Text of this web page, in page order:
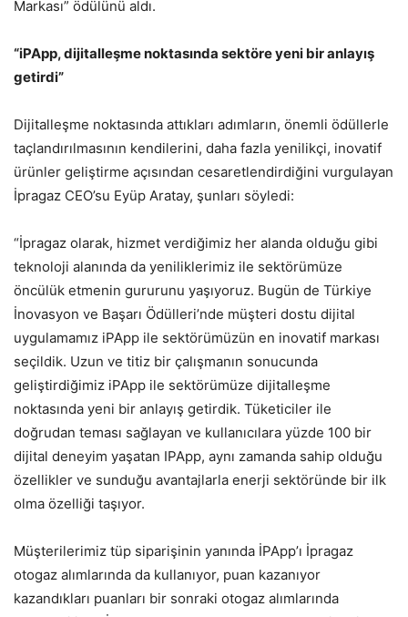
Markası” ödülünü aldı.
“iPApp, dijitalleşme noktasında sektöre yeni bir anlayış
getirdi”
Dijitalleşme noktasında attıkları adımların, önemli ödüllerle
taçlandırılmasının kendilerini, daha fazla yenilikçi, inovatif
ürünler geliştirme açısından cesaretlendirdiğini vurgulayan
İpragaz CEO’su Eyüp Aratay, şunları söyledi:
“İpragaz olarak, hizmet verdiğimiz her alanda olduğu gibi
teknoloji alanında da yeniliklerimiz ile sektörümüze
öncülük etmenin gururunu yaşıyoruz. Bugün de Türkiye
İnovasyon ve Başarı Ödülleri’nde müşteri dostu dijital
uygulamamız iPApp ile sektörümüzün en inovatif markası
seçildik. Uzun ve titiz bir çalışmanın sonucunda
geliştirdiğimiz iPApp ile sektörümüze dijitalleşme
noktasında yeni bir anlayış getirdik. Tüketiciler ile
doğrudan teması sağlayan ve kullanıcılara yüzde 100 bir
dijital deneyim yaşatan IPApp, aynı zamanda sahip olduğu
özellikler ve sunduğu avantajlarla enerji sektöründe bir ilk
olma özelliği taşıyor.
Müşterilerimiz tüp siparişinin yanında İPApp’ı İpragaz
otogaz alımlarında da kullanıyor, puan kazanıyor
kazandıkları puanları bir sonraki otogaz alımlarında